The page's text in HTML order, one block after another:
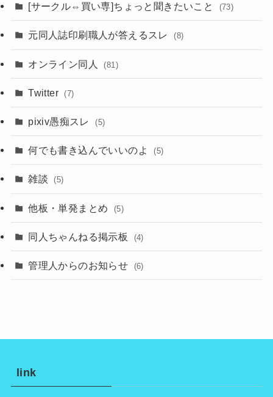
[サークル⇔買い専]ちょっと聞きたいこと (73)
元同人誌印刷職人が答えるスレ (8)
オンライン同人 (81)
Twitter (7)
pixiv愚痴スレ (5)
何でも書き込んでいいのよ (5)
雑談 (5)
他板・単発まとめ (5)
同人ちゃんねる掲示板 (4)
管理人からのお知らせ (6)
link